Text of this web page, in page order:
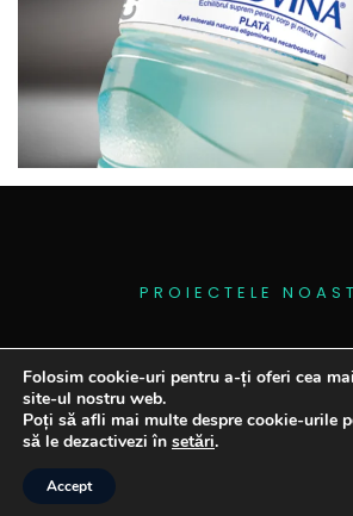
P R O I E C T E LE N O A S T
Folosim cookie-uri pentru a-ți oferi cea
site-ul nostru web.
Poți să afli mai multe despre cookie-urile
să le dezactivezi în setări.
Accept